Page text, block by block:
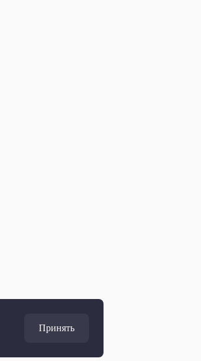
Принять